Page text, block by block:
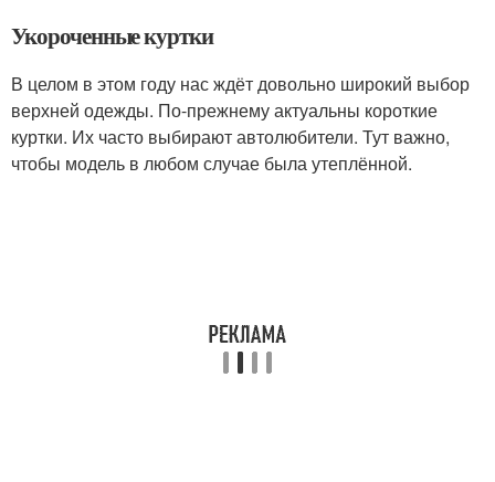
Укороченные куртки
В целом в этом году нас ждёт довольно широкий выбор
верхней одежды. По-прежнему актуальны короткие
куртки. Их часто выбирают автолюбители. Тут важно,
чтобы модель в любом случае была утеплённой.